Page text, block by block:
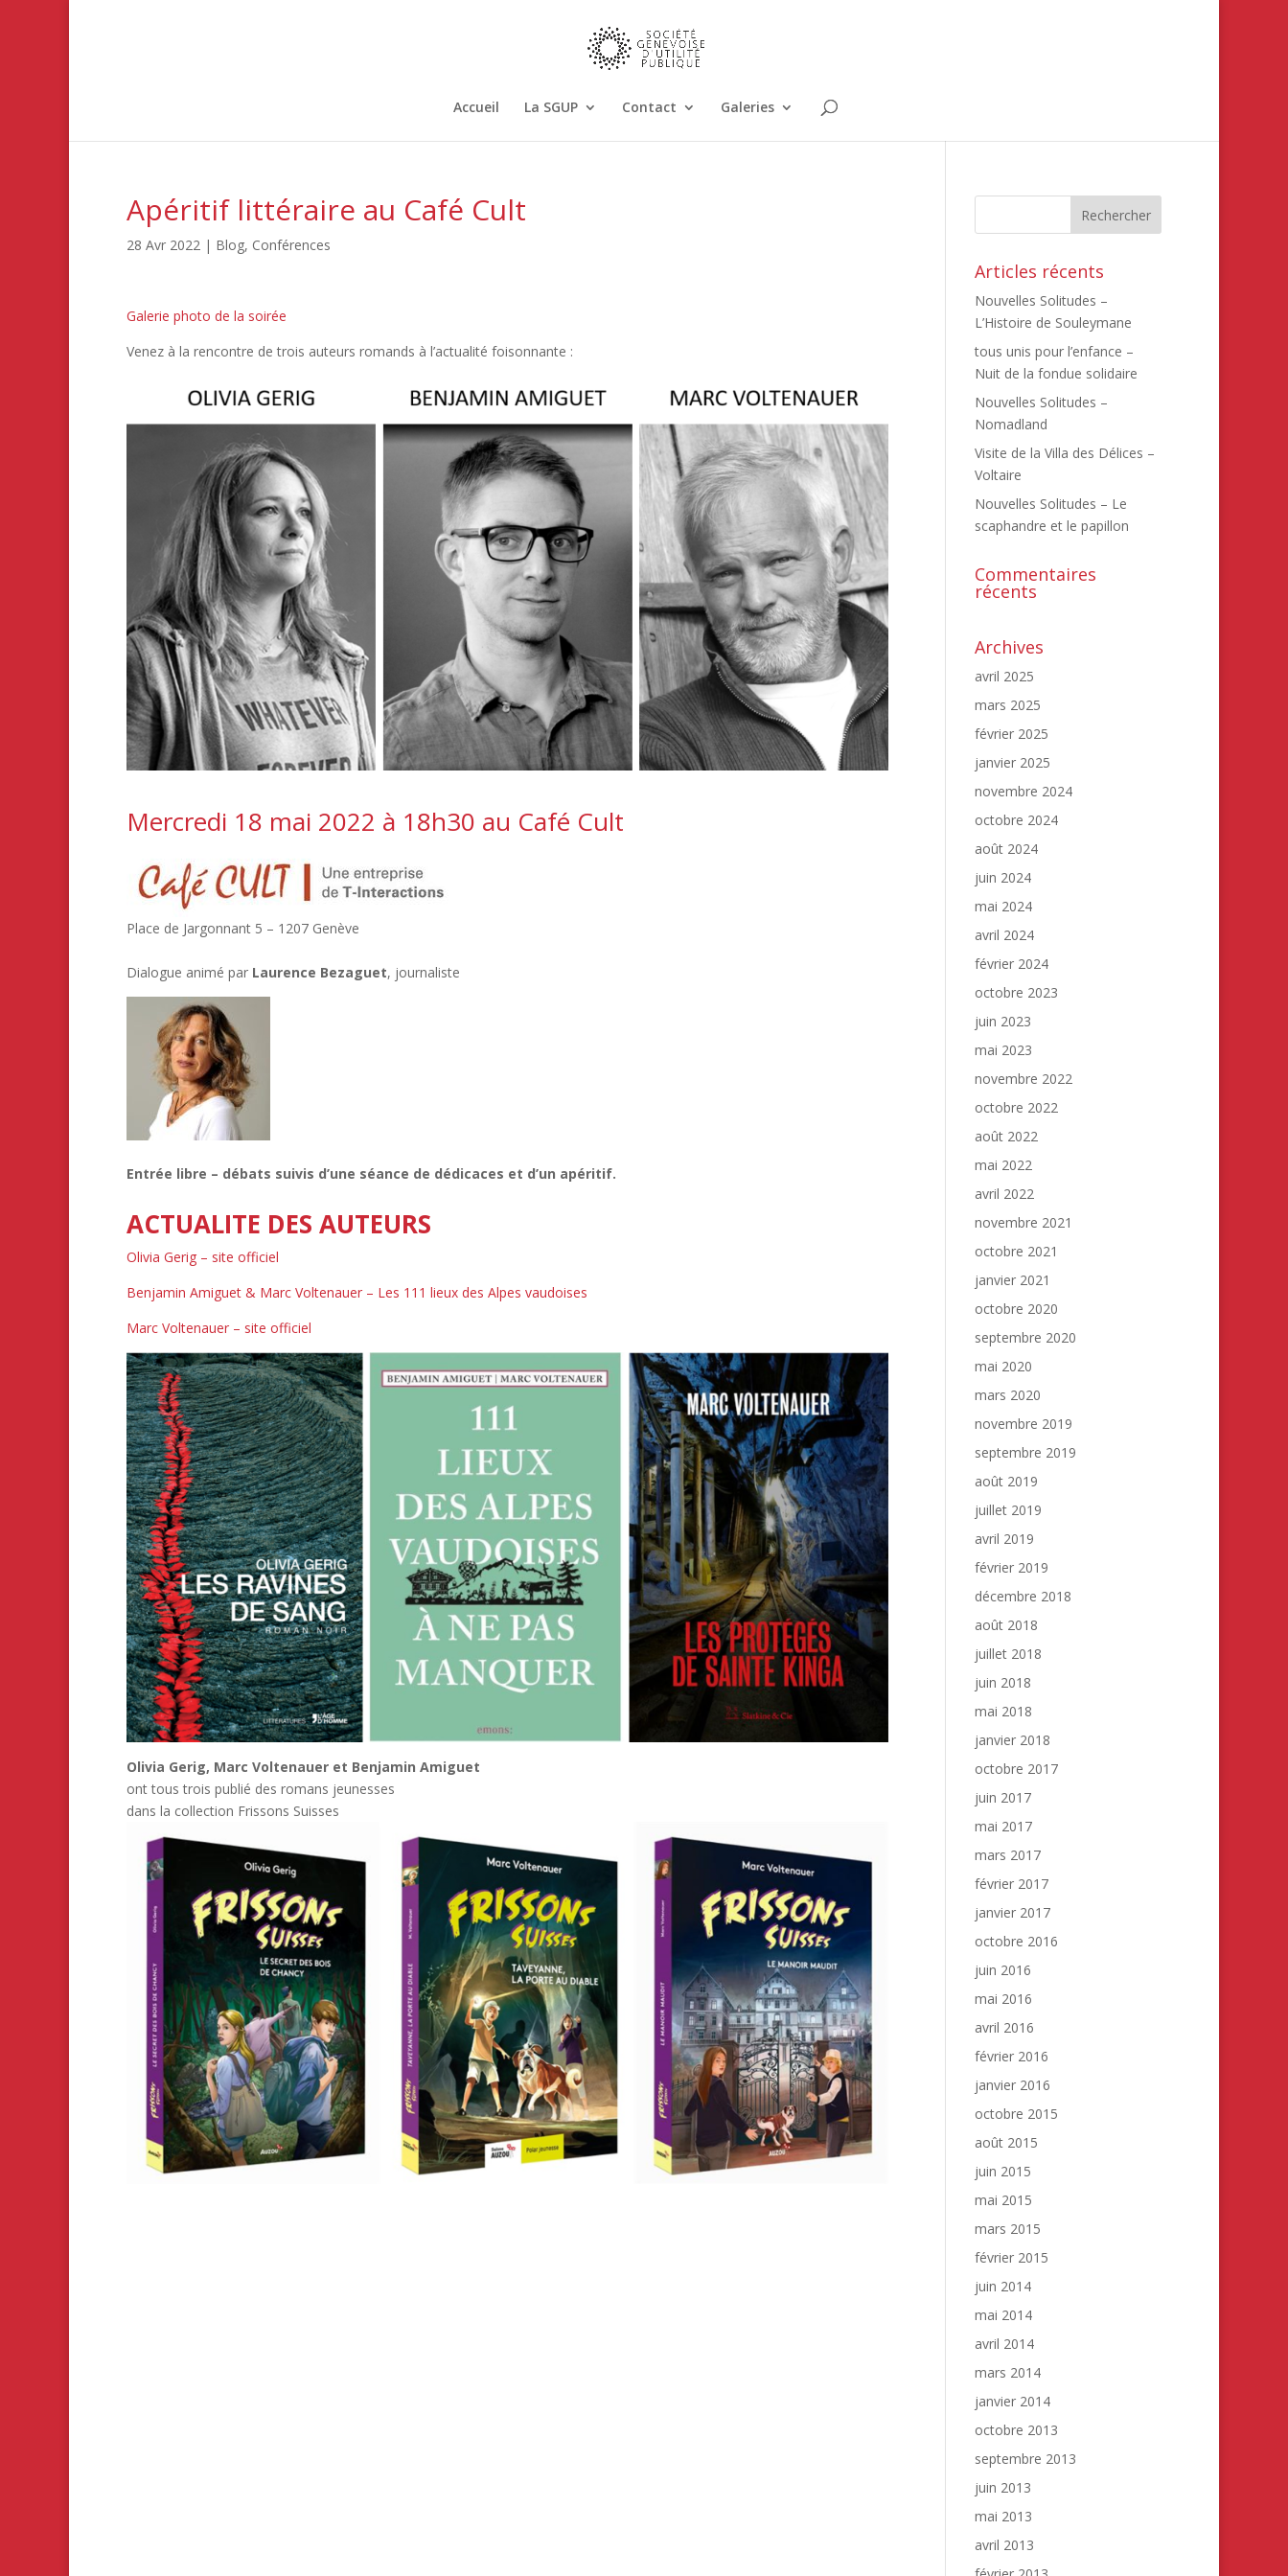
Accueil La SGUP Contact Galeries
Apéritif littéraire au Café Cult
28 Avr 2022 | Blog, Conférences
Galerie photo de la soirée
Venez à la rencontre de trois auteurs romands à l’actualité foisonnante :
Mercredi 18 mai 2022 à 18h30 au Café Cult
Place de Jargonnant 5 – 1207 Genève
Dialogue animé par Laurence Bezaguet, journaliste
Entrée libre – débats suivis d’une séance de dédicaces et d’un apéritif.
ACTUALITE DES AUTEURS
Olivia Gerig – site officiel
Benjamin Amiguet & Marc Voltenauer – Les 111 lieux des Alpes vaudoises
Marc Voltenauer – site officiel
Olivia Gerig, Marc Voltenauer et Benjamin Amiguet
ont tous trois publié des romans jeunesses
dans la collection Frissons Suisses
Articles récents
Nouvelles Solitudes –
L’Histoire de Souleymane
tous unis pour l’enfance –
Nuit de la fondue solidaire
Nouvelles Solitudes –
Nomadland
Visite de la Villa des Délices –
Voltaire
Nouvelles Solitudes – Le
scaphandre et le papillon
Commentaires
récents
Archives
avril 2025
mars 2025
février 2025
janvier 2025
novembre 2024
octobre 2024
août 2024
juin 2024
mai 2024
avril 2024
février 2024
octobre 2023
juin 2023
mai 2023
novembre 2022
octobre 2022
août 2022
mai 2022
avril 2022
novembre 2021
octobre 2021
janvier 2021
octobre 2020
septembre 2020
mai 2020
mars 2020
novembre 2019
septembre 2019
août 2019
juillet 2019
avril 2019
février 2019
décembre 2018
août 2018
juillet 2018
juin 2018
mai 2018
janvier 2018
octobre 2017
juin 2017
mai 2017
mars 2017
février 2017
janvier 2017
octobre 2016
juin 2016
mai 2016
avril 2016
février 2016
janvier 2016
octobre 2015
août 2015
juin 2015
mai 2015
mars 2015
février 2015
juin 2014
mai 2014
avril 2014
mars 2014
janvier 2014
octobre 2013
septembre 2013
juin 2013
mai 2013
avril 2013